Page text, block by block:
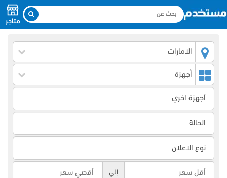
متاجر
الامارات
أجهزة
إلي